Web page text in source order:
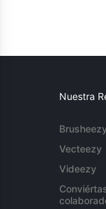
Nuestra
Brusheezy
Vecteezy
Videezy